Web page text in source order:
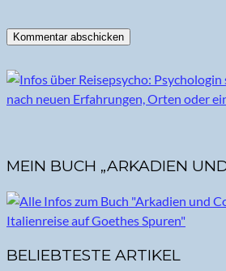
MEIN BUCH „ARKADIEN
BELIEBTESTE ARTIKEL